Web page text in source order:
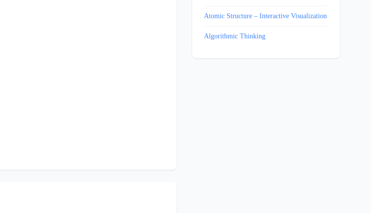
Atomic Structure – Interactive Visualization
Algorithmic Thinking